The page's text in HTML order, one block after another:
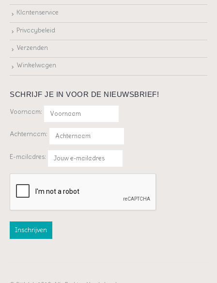
Klantenservice
Privacybeleid
Verzenden
Winkelwagen
SCHRIJF JE IN VOOR DE NIEUWSBRIEF!
Voornaam:
Achternaam:
E-mailadres: